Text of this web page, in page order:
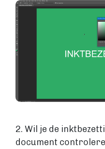
Image
2. Wil je de
document